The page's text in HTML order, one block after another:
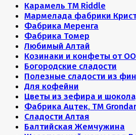
Карамель ТМ Riddle
Мармелада фабрики
Фабрика Меренга
Фабрика Томер
Любимый Алтай
Козинаки и конфеты от
Богородские сладости
Полезные сладости из
Для кофейни
Цветы из зефира и
Фабрика Ацтек, ТМ
Сладости Алтая
Балтийская Жемчужина